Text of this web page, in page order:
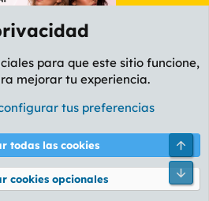
AMARILLO
Política de privacidad Ayuda
® © 2010-2026 XenForo Ltd.
para que este sitio funcione,
mejorar tu experiencia.
tus preferencias
todas las cookies
cookies opcionales
Pie